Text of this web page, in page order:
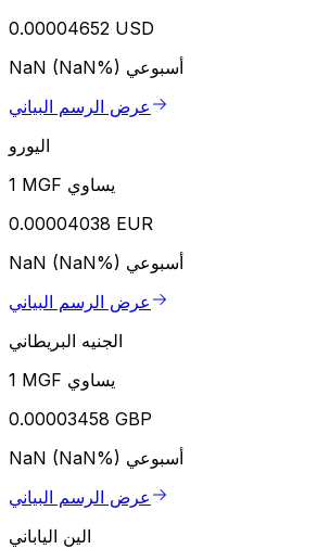
0.00004652 USD
NaN (NaN%) أسبوعي
عرض الرسم البياني
اليورو
1 MGF يساوي
0.00004038 EUR
NaN (NaN%) أسبوعي
عرض الرسم البياني
الجنيه البريطاني
1 MGF يساوي
0.00003458 GBP
NaN (NaN%) أسبوعي
عرض الرسم البياني
الين الياباني